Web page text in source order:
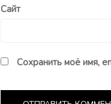
Сайт
Сохранить моё имя,